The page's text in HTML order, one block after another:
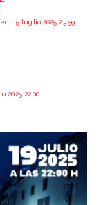
15 luglio 2025 23:59
2025 22:00